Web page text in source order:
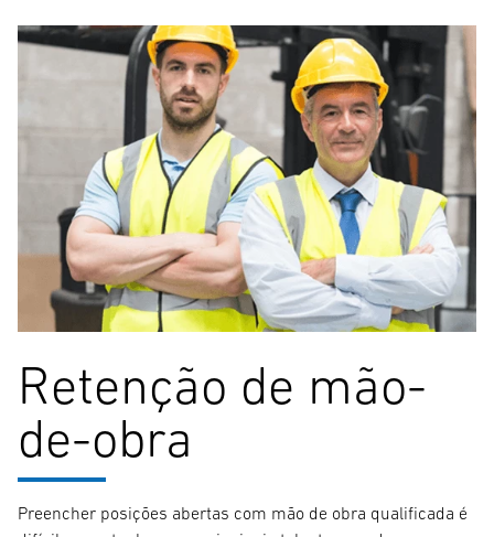
Retenção de mão-
de-obra
Preencher posições abertas com mão de obra qualificada é